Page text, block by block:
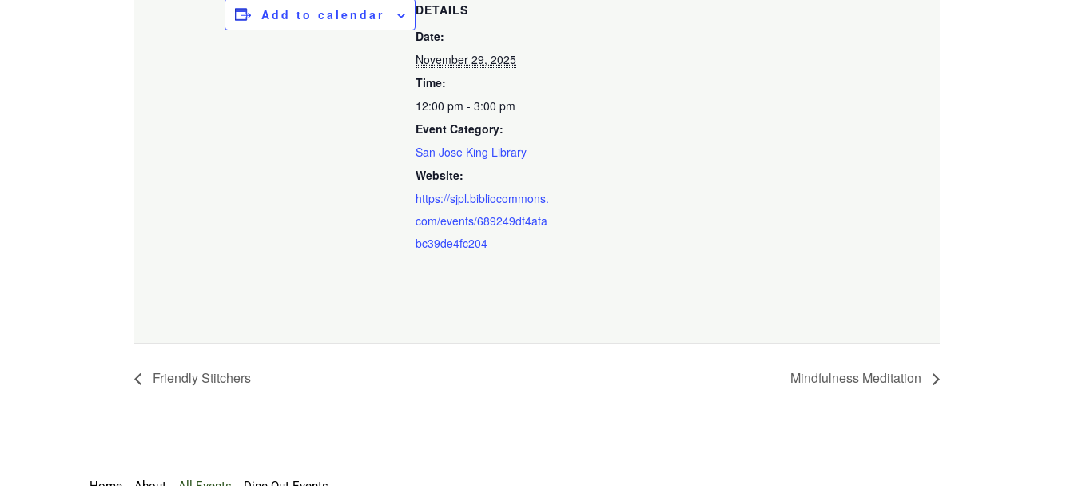
Add to calendar
DETAILS
Date:
November 29, 2025
Time:
12:00 pm - 3:00 pm
Event Category:
San Jose King Library
Website:
https://sjpl.bibliocommons.
com/events/689249df4afa
bc39de4fc204
Friendly Stitchers Mindfulness Meditation